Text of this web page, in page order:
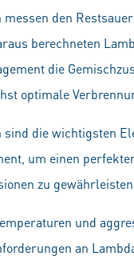
messen den
berechneten
die
optimale
sind die wichtigsten
um einen
zu
und
an